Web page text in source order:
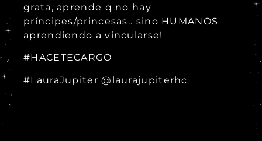
grata, aprende q no hay
príncipes/princesas.. sino HUMANOS
aprendiendo a vincularse!
#HACETECARGO
#LauraJupiter @laurajupiterhc